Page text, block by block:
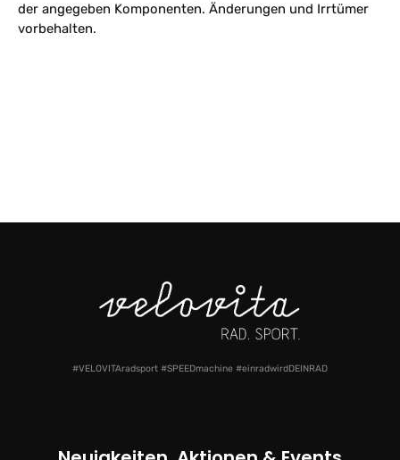
der angegeben Komponenten. Änderungen und Irrtümer
vorbehalten.
#VELOVITAradsport #SPEEDmachine #einradwirdDEINRAD